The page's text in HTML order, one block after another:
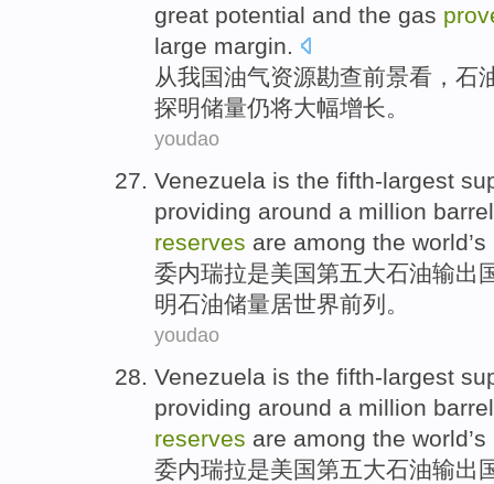
great potential and the gas
large margin.
从我国油气资源勘查前景看 ， 石
探明储量仍将大幅增长。
youdao
Venezuela is the fifth-largest
providing around a million
reserves are among the world
委内瑞拉是美国第五大石油输出
明石油储量居世界前列。
youdao
Venezuela is the fifth-largest
providing around a million
reserves are among the world
委内瑞拉是美国第五大石油输出